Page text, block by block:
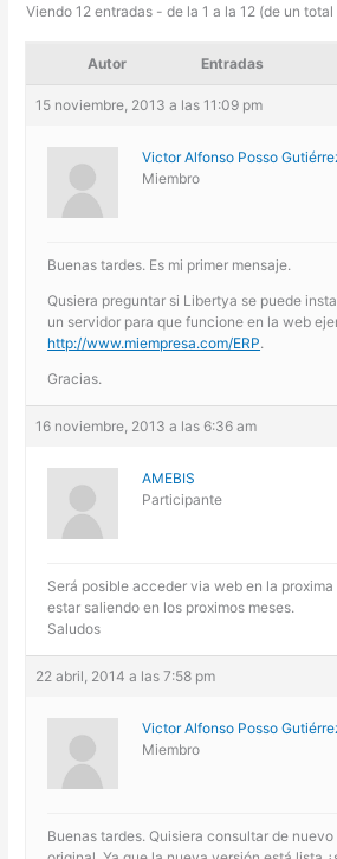
Viendo 12 entradas - de la 1 a la 12 (de un total
Autor Entradas
15 noviembre, 2013 a las 11:09 pm
Victor Alfonso Posso
Miembro
Buenas tardes. Es mi primer mensaje.
Qusiera preguntar si Libertya se puede
un servidor para que funcione en la web
http://www.miempresa.com/ERP.
Gracias.
16 noviembre, 2013 a las 6:36 am
AMEBIS
Participante
Será posible acceder via web en la
estar saliendo en los proximos meses.
Saludos
22 abril, 2014 a las 7:58 pm
Victor Alfonso Posso
Miembro
Buenas tardes. Quisiera consultar de